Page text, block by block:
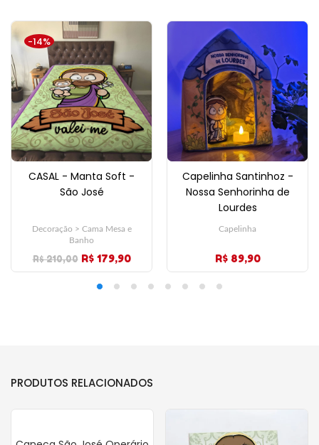
-14%
CASAL - Manta Soft -
São José
Decoração > Cama Mesa e
Banho
R$ 210,00 R$ 179,90
Capelinha Santinhoz -
Nossa Senhorinha de
Lourdes
Capelinha
R$ 89,90
PRODUTOS RELACIONADOS